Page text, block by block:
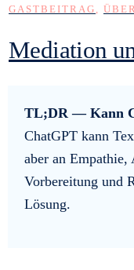
GASTBEITRAG ,
Mediation
TL;DR — Kann
ChatGPT kann
aber an
Vorbereitung und
Lösung.